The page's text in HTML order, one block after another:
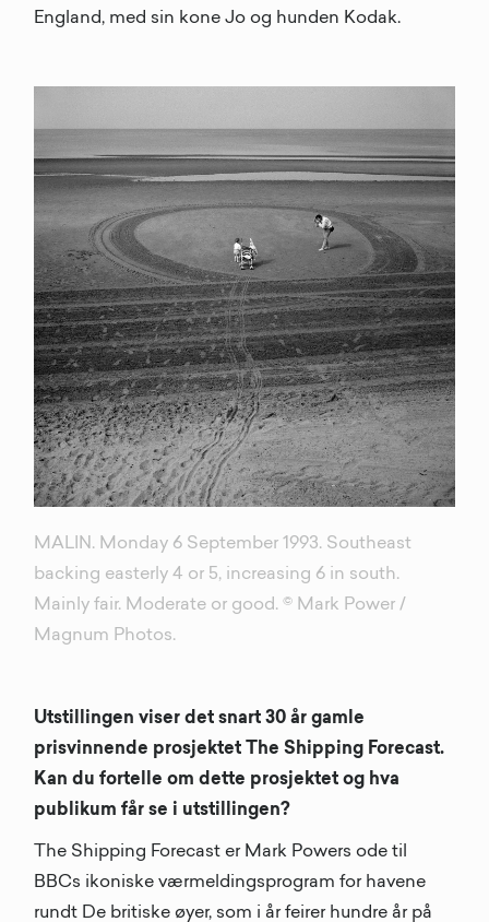
England, med sin kone Jo og hunden Kodak.
MALIN. Monday 6 September 1993. Southeast
backing easterly 4 or 5, increasing 6 in south.
Mainly fair. Moderate or good. © Mark Power /
Magnum Photos.
Utstillingen viser det snart 30 år gamle
prisvinnende prosjektet The Shipping Forecast.
Kan du fortelle om dette prosjektet og hva
publikum får se i utstillingen?
The Shipping Forecast er Mark Powers ode til
BBCs ikoniske værmeldingsprogram for havene
rundt De britiske øyer, som i år feirer hundre år på